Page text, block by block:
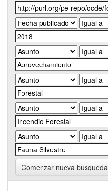
Comenzar nueva busqueda